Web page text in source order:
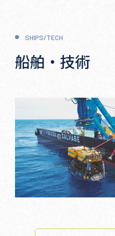
SHIPS/TECH
船舶・技術